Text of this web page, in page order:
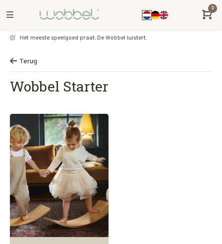
0
Het meeste speelgoed praat. De Wobbel luistert.
Terug
Wobbel Starter